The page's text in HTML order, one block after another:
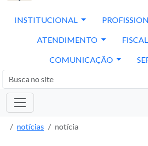
INSTITUCIONAL
ATENDIMENTO
COMUNICAÇÃO
notícias notícia